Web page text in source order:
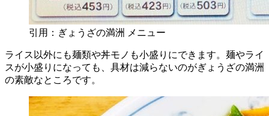
引用：ぎょうざの満洲 メニュー
ライス以外にも麺類や丼モノも小盛りにできます。麺やライ
スが小盛りになっても、具材は減らないのがぎょうざの満洲
の素敵なところです。